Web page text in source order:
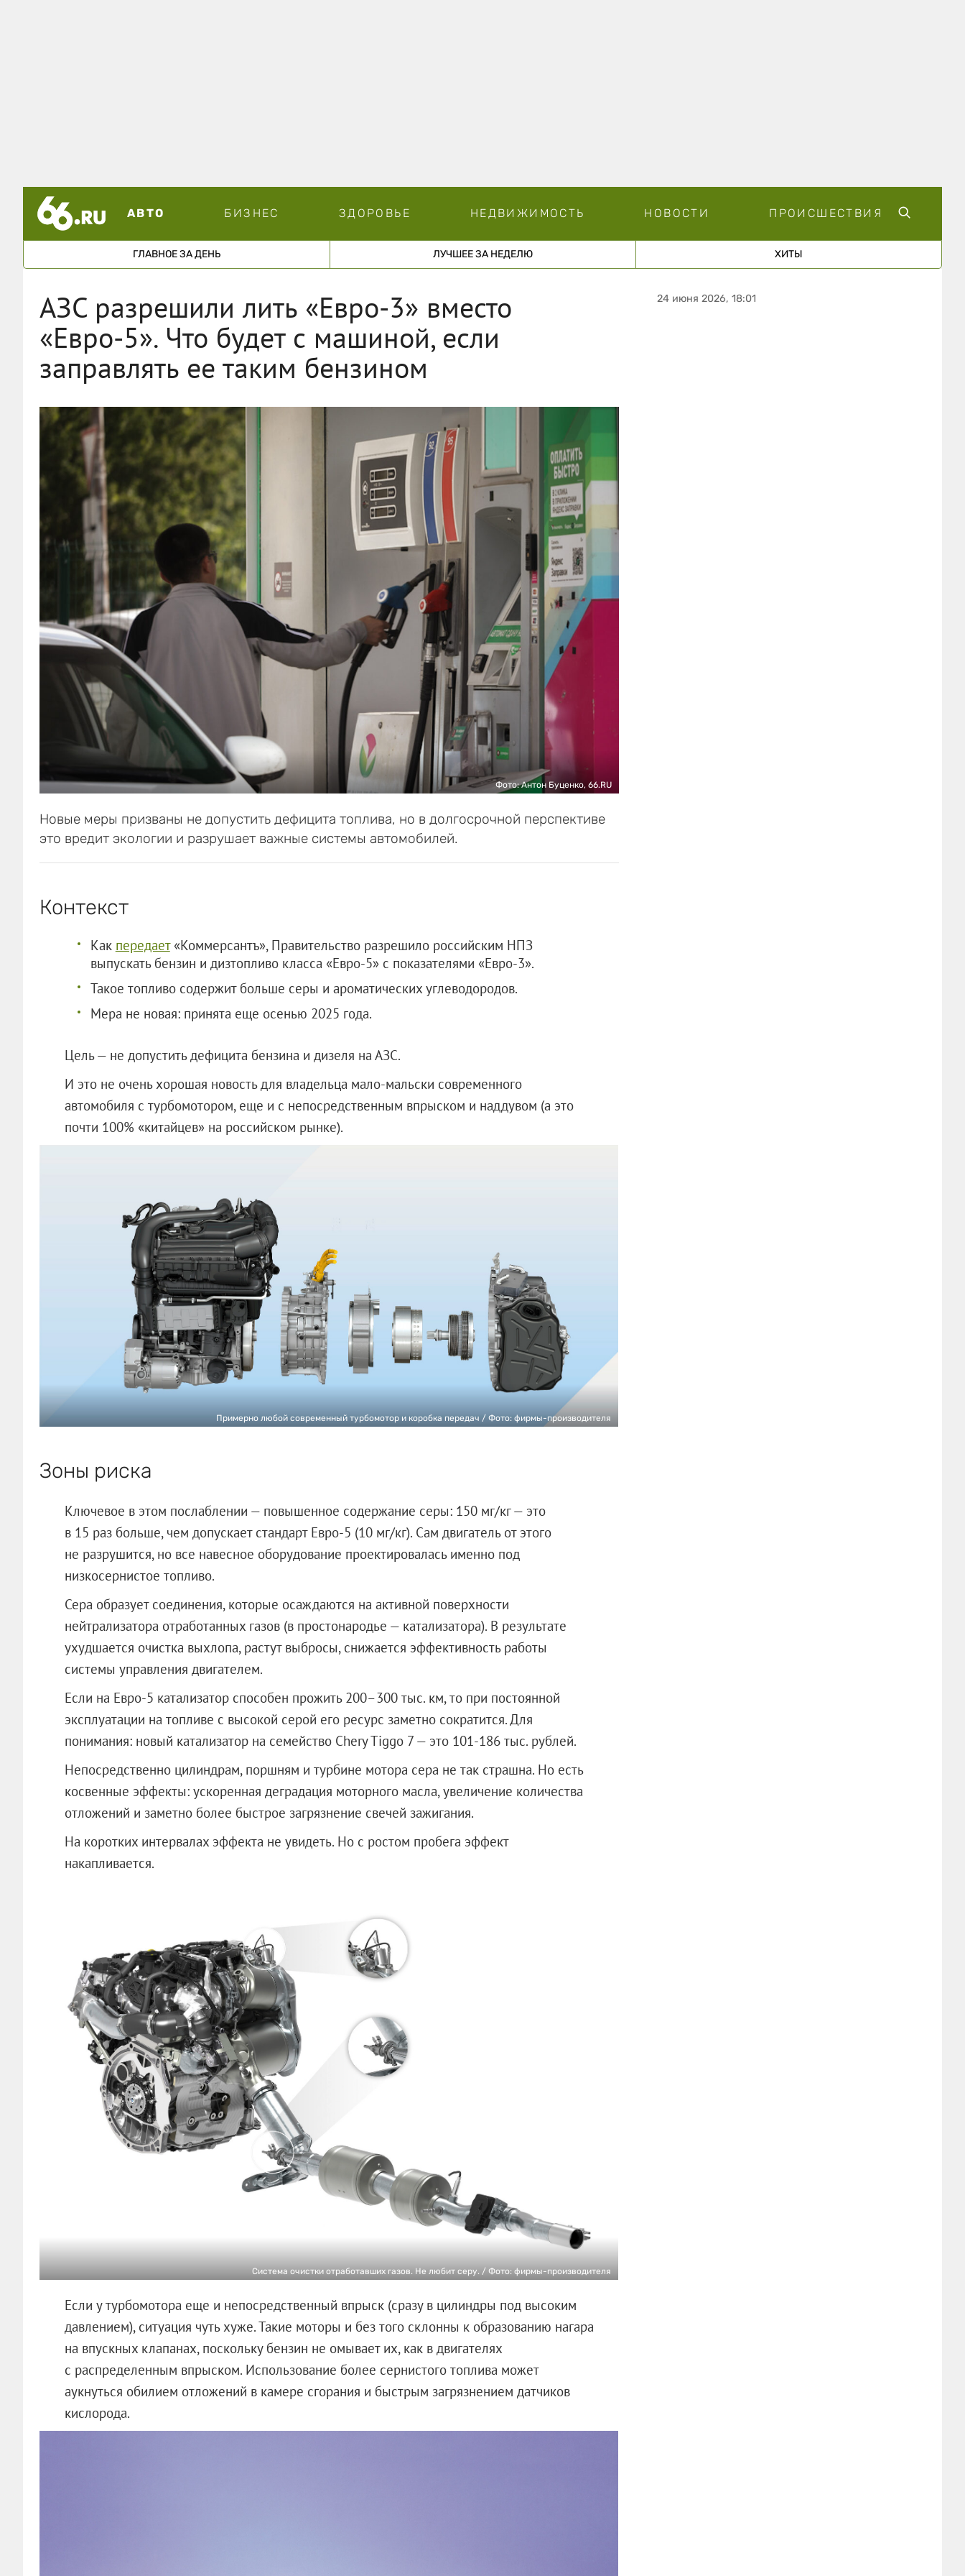
АВТО БИЗНЕС ЗДОРОВЬЕ НЕДВИЖИМОСТЬ НОВОСТИ ПРОИСШЕСТВИЯ
ГЛАВНОЕ ЗА ДЕНЬ ЛУЧШЕЕ ЗА НЕДЕЛЮ ХИТЫ
АЗС разрешили лить «Евро-3» вместо
«Евро-5». Что будет с машиной, если
заправлять ее таким бензином
Фото: Антон Буценко, 66.RU
Новые меры призваны не допустить дефицита топлива, но в долгосрочной перспективе
это вредит экологии и разрушает важные системы автомобилей.
Контекст
Как передает«Коммерсантъ», Правительство разрешило российским НПЗ
выпускать бензин и дизтопливо класса «Евро-5» с показателями «Евро-3».
Такое топливо содержит больше серы и ароматических углеводородов.
Мера не новая: принята еще осенью 2025 года.
Цель — не допустить дефицита бензина и дизеля на АЗС.
И это не очень хорошая новость для владельца мало-мальски современного
автомобиля с турбомотором, еще и с непосредственным впрыском и наддувом (а это
почти 100% «китайцев» на российском рынке).
Примерно любой современный турбомотор и коробка передач / Фото: фирмы-производителя
Зоны риска
Ключевое в этом послаблении — повышенное содержание серы: 150 мг/кг — это
в 15 раз больше, чем допускает стандарт Евро-5 (10 мг/кг). Сам двигатель от этого
не разрушится, но все навесное оборудование проектировалась именно под
низкосернистое топливо.
Сера образует соединения, которые осаждаются на активной поверхности
нейтрализатора отработанных газов (в простонародье — катализатора). В результате
ухудшается очистка выхлопа, растут выбросы, снижается эффективность работы
системы управления двигателем.
Если на Евро-5 катализатор способен прожить 200–300 тыс. км, то при постоянной
эксплуатации на топливе с высокой серой его ресурс заметно сократится. Для
понимания: новый катализатор на семейство Chery Tiggo 7 — это 101-186 тыс. рублей.
Непосредственно цилиндрам, поршням и турбине мотора сера не так страшна. Но есть
косвенные эффекты: ускоренная деградация моторного масла, увеличение количества
отложений и заметно более быстрое загрязнение свечей зажигания.
На коротких интервалах эффекта не увидеть. Но с ростом пробега эффект
накапливается.
Система очистки отработавших газов. Не любит серу. / Фото: фирмы-производителя
Если у турбомотора еще и непосредственный впрыск (сразу в цилиндры под высоким
давлением), ситуация чуть хуже. Такие моторы и без того склонны к образованию нагара
на впускных клапанах, поскольку бензин не омывает их, как в двигателях
с распределенным впрыском. Использование более сернистого топлива может
аукнуться обилием отложений в камере сгорания и быстрым загрязнением датчиков
кислорода.
24 июня 2026, 18:01